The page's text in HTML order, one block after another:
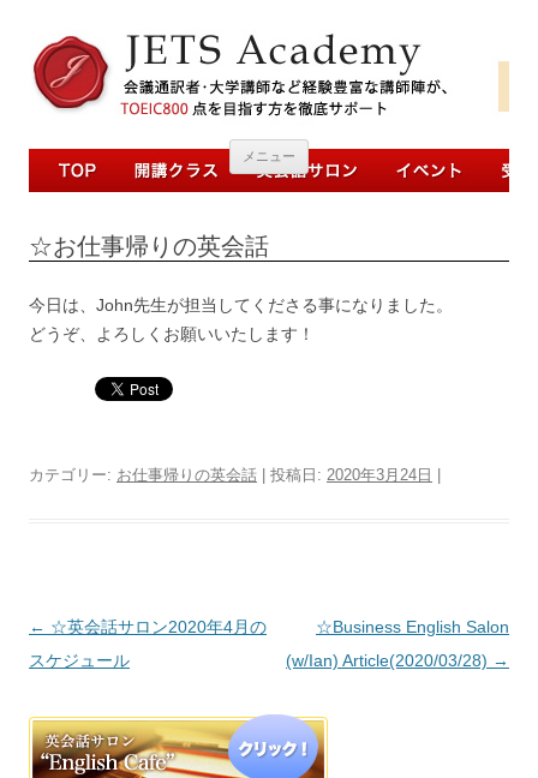
メニュー コンテンツへ移動
☆お仕事帰りの英会話
今日は、John先生が担当してくださる事になりました。
どうぞ、よろしくお願いいたします！
カテゴリー: お仕事帰りの英会話 | 投稿日: 2020年3月24日
投稿ナビゲーション
← ☆英会話サロン2020年4月の
スケジュール
☆Business English Salon
(w/Ian) Article(2020/03/28) →